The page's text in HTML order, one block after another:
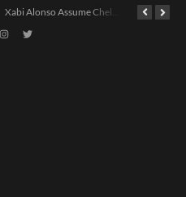
Xabi Alonso Assume Chelsea: Nova Estratégia Gerencial e Contrato Até 2030